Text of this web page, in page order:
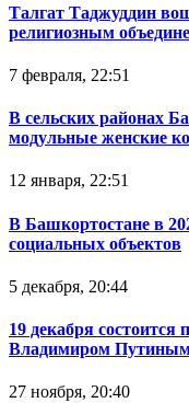
Талгат Таджуддин
религиозным
7 февраля, 22:51
В сельских районах
модульные женские
12 января, 22:51
В Башкортостане в
социальных объектов
5 декабря, 20:44
19 декабря состоится
Владимиром
27 ноября, 20:40